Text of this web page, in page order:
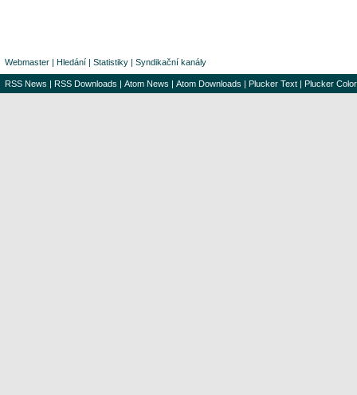
Webmaster | Hledání | Statistiky | Syndikační kanály
RSS News | RSS Downloads | Atom News | Atom Downloads | Plucker Text | Plucker Color